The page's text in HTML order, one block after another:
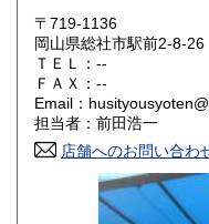
大阪府
奈良県
鳥取県
〒719-1136
岡山県総社市駅前2-8-26
ＴＥＬ：--
ＦＡＸ：--
Email：
担当者：前田浩一
店舗へのお問い合わ